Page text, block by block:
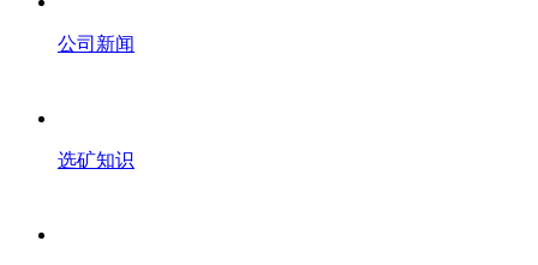
公司新闻
选矿知识